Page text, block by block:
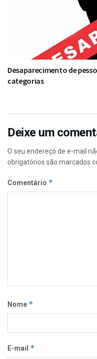
Desaparecimento de
categorias
Deixe um
O seu endereço de e-mail
obrigatórios são marcados
Comentário *
Nome *
E-mail *